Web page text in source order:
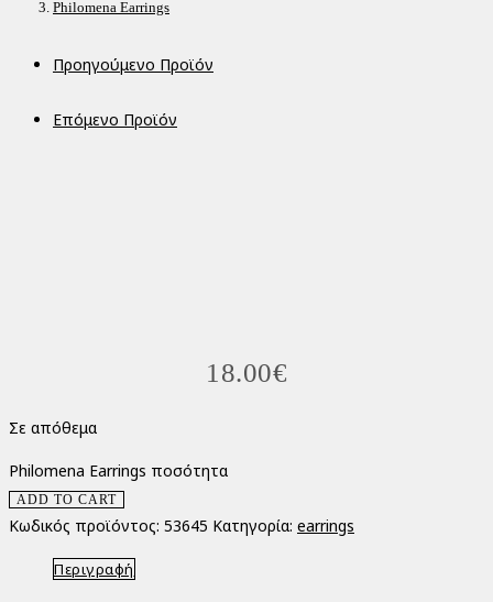
Philomena Earrings
Προηγούμενο Προϊόν
Επόμενο Προϊόν
18.00€
Σε απόθεμα
Philomena Earrings ποσότητα
ADD TO CART
Κωδικός προϊόντος: 53645 Κατηγορία: earrings
Περιγραφή